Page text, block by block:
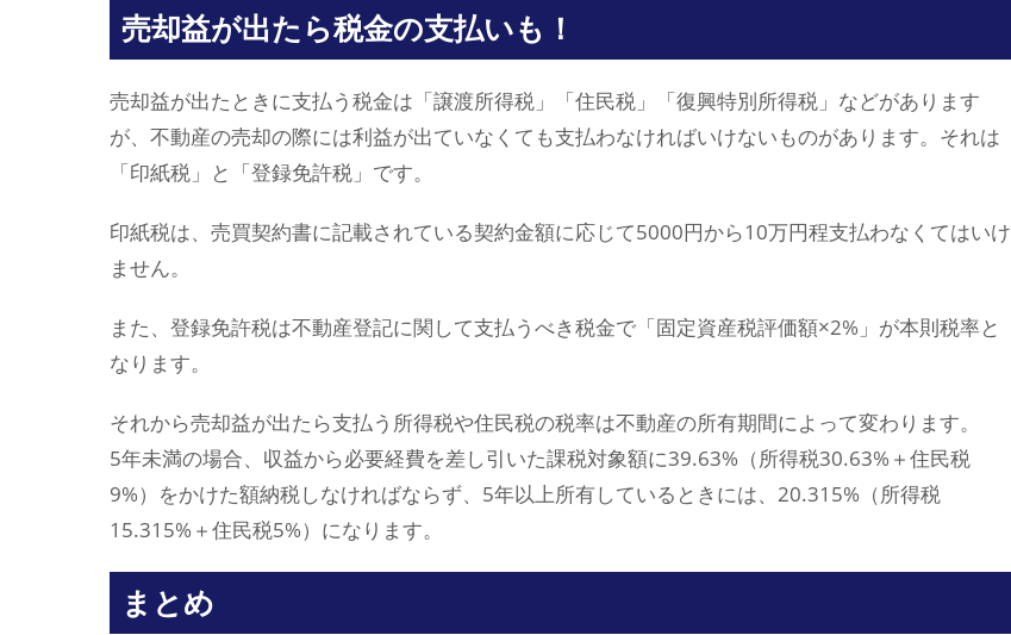
売却益が出たら税金の支払いも！
売却益が出たときに支払う税金は「譲渡所得税」「住民税」「復興特別所得税」などがあります
が、不動産の売却の際には利益が出ていなくても支払わなければいけないものがあります。それは
「印紙税」と「登録免許税」です。
印紙税は、売買契約書に記載されている契約金額に応じて5000円から10万円程支払わなくてはいけ
ません。
また、登録免許税は不動産登記に関して支払うべき税金で「固定資産税評価額×2%」が本則税率と
なります。
それから売却益が出たら支払う所得税や住民税の税率は不動産の所有期間によって変わります。
5年未満の場合、収益から必要経費を差し引いた課税対象額に39.63%（所得税30.63%＋住民税
9%）をかけた額納税しなければならず、5年以上所有しているときには、20.315%（所得税
15.315%＋住民税5%）になります。
まとめ